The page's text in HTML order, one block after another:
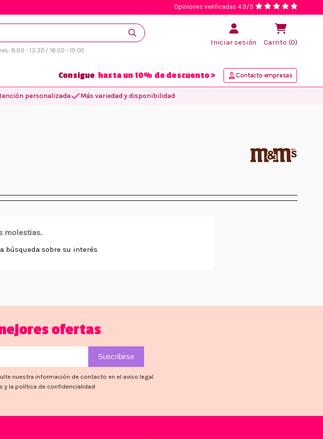
Opiniones verificadas 4.9/5
8:00 - 13:30 / 16:00 - 19:00
Iniciar sesión Carrito (0)
Consigue hasta un 10% de descuento > Contacto empresas
personalizada Más variedad y disponibilidad
molestias.
búsqueda sobre su interés
ofertas
nuestra información de contacto en el aviso legal.
y la política de confidencialidad